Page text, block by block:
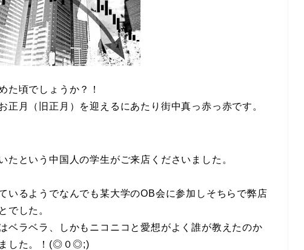
た頃でしょうか？！
正月（旧正月）を迎えるにあたり街中真っ赤っ赤です。
たという中国人の学生がご来店くださいました。
いるようでなんでも某大学のOB会に参加しそちらで弊店
でした。
ベラベラ、しかもニコニコと愛想がよく誰が教えたのか
ました。！(◎０◎;)